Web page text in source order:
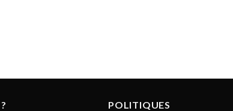
POLITIQUES